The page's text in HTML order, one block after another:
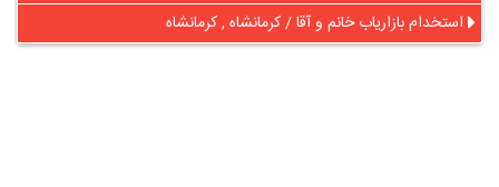
استخدام بازاریاب خانم و آقا / کرمانشاه , کرمانشاه